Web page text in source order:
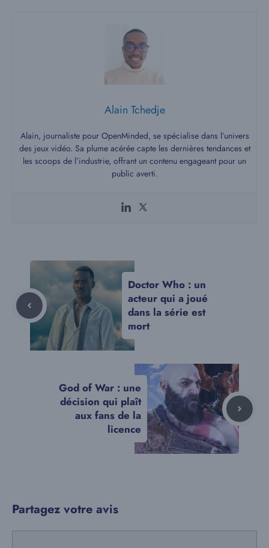
Alain Tchedje
Alain, journaliste pour OpenMinded, se spécialise dans l’univers
des jeux vidéo. Sa plume acérée capte les dernières tendances et
les scoops de l’industrie, offrant un contenu engageant pour un
public averti.
Doctor Who : un
acteur qui a joué
dans la série est
mort
God of War : une
décision qui plaît
aux fans de la
licence
Partagez votre avis